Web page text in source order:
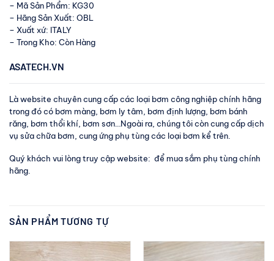
– Mã Sản Phẩm: KG30
– Hãng Sản Xuất: OBL
– Xuất xứ: ITALY
– Trong Kho: Còn Hàng
ASATECH.VN
Là website chuyên cung cấp các loại bơm công nghiệp chính hãng
trong đó có bơm màng, bơm ly tâm, bơm định lượng, bơm bánh
răng, bơm thổi khí, bơm sơn…Ngoài ra, chúng tôi còn cung cấp dịch
vụ sửa chữa bơm, cung ứng phụ tùng các loại bơm kể trên.
Quý khách vui lòng truy cập website: để mua sắm phụ tùng chính
hãng.
SẢN PHẨM TƯƠNG TỰ